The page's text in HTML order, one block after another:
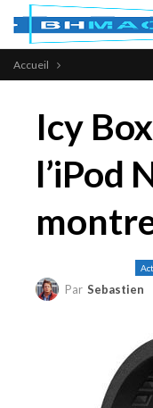
Accueil
Icy
l’iPod
Par Sebastien